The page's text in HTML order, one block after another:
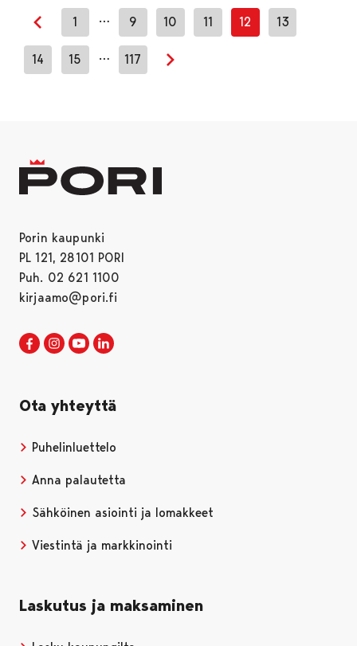
Edellinen sivu
1 … 9 10 11 12 13
14 15 … 117
Seuraava sivu
Porin kaupunki
PL 121, 28101 PORI
Puh. 02 621 1100
kirjaamo@pori.fi
Porin kaupunki Facebookissa
Avautuu uudessa välilehdessä
Porin kaupunki Instagramissa
Avautuu uudessa välilehdessä
Porin kaupunki Youtubessa
Avautuu uudessa välilehdessä
Ota yhteyttä
Puhelinluettelo
Anna palautetta
Sähköinen asiointi ja lomakkeet
Viestintä ja markkinointi
Laskutus ja maksaminen